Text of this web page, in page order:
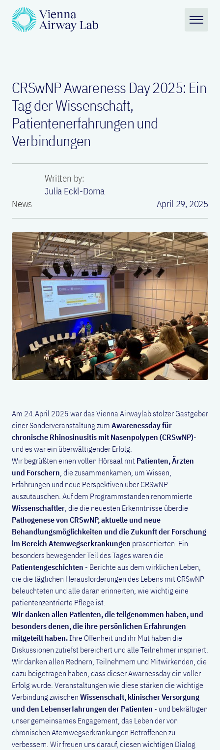
CRSwNP Awareness Day 2025: Ein
Tag der Wissenschaft,
Patientenerfahrungen und
Verbindungen
Written by:
Julia Eckl-Dorna
News
April 29, 2025
Am 24.April 2025 war das Vienna Airwaylab stolzer Gastgeber
einer Sonderveranstaltung zum Awarenessday für
chronische Rhinosinusitis mit Nasenpolypen (CRSwNP)-
und es war ein überwältigender Erfolg.
Wir begrüßten einen vollen Hörsaal mit Patienten, Ärzten
und Forschern, die zusammenkamen, um Wissen,
Erfahrungen und neue Perspektiven über CRSwNP
auszutauschen. Auf dem Programmstanden renommierte
Wissenschaftler, die die neuesten Erkenntnisse überdie
Pathogenese von CRSwNP, aktuelle und neue
Behandlungsmöglichkeiten und die Zukunft der Forschung
im Bereich Atemwegserkrankungen präsentierten. Ein
besonders bewegender Teil des Tages waren die
Patientengeschichten - Berichte aus dem wirklichen Leben,
die die täglichen Herausforderungen des Lebens mit CRSwNP
beleuchteten und alle daran erinnerten, wie wichtig eine
patientenzentrierte Pflege ist.
Wir danken allen Patienten, die teilgenommen haben, und
besonders denen, die ihre persönlichen Erfahrungen
mitgeteilt haben.Ihre Offenheit und ihr Mut haben die
Diskussionen zutiefst bereichert und alle Teilnehmer inspiriert.
Wir danken allen Rednern, Teilnehmern und Mitwirkenden, die
dazu beigetragen haben, dass dieser Awarnessday ein voller
Erfolg wurde. Veranstaltungen wie diese stärken die wichtige
Verbindung zwischen Wissenschaft, klinischer Versorgung
und den Lebenserfahrungen der Patienten - und bekräftigen
unser gemeinsames Engagement, das Leben der von
chronischen Atemwegserkrankungen Betroffenen zu
verbessern. Wir freuen uns darauf, diesen wichtigen Dialog